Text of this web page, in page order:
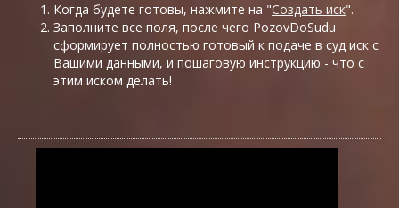
Когда будете готовы, нажмите на "Создать иск".
Заполните все поля, после чего PozovDoSudu
сформирует полностью готовый к подаче в суд иск с
Вашими данными, и пошаговую инструкцию - что с
этим иском делать!